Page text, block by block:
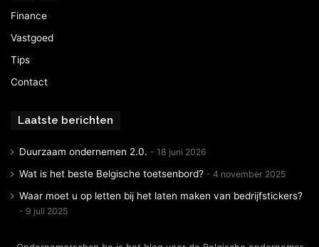
Finance
Vastgoed
Tips
Contact
Laatste berichten
Duurzaam ondernemen 2.0. 18 juni 2026
Wat is het beste Belgische toetsenbord? 4 november 2025
Waar moet u op letten bij het laten maken van bedrijfstickers?
9 juli 2025